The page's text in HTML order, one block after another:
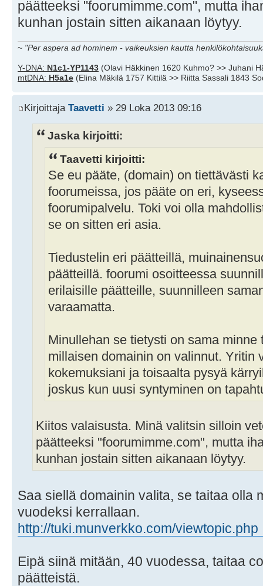
päätteeksi "foorumimme.com", mutta
kunhan jostain sitten aikanaan löytyy.
~ "Per aspera ad hominem - vaikeuksien kautta
Y-DNA: N1c1-YP1143 (Olavi Häkkinen 1620 Kuhmo? >> Juhani
mtDNA: H5a1e (Elina Mäkilä 1757 Kittilä >> Riitta Sassali 1843
Kirjoittaja Taavetti » 29 Loka 2013 09:16
Jaska kirjoitti:
Taavetti kirjoitti:
Se eu pääte, (domain) on tiettävästi
foorumeissa, jos pääte on eri,
foorumipalvelu. Toki voi olla
se on sitten eri asia.
Tiedustelin eri päätteillä,
päätteillä. foorumi osoitteessa
erilaisille päätteille, suunnilleen
varaamatta.
Minullehan se tietysti on sama minne
millaisen domainin on valinnut. Yritin
kokemuksiani ja toisaalta pysyä
joskus kun uusi syntyminen on
Kiitos valaisusta. Minä valitsin silloin
päätteeksi "foorumimme.com", mutta
kunhan jostain sitten aikanaan löytyy.
Saa siellä domainin valita, se taitaa olla
vuodeksi kerrallaan.
http://tuki.munverkko.com/viewtopic.php
Eipä siinä mitään, 40 vuodessa, taitaa
päätteistä.